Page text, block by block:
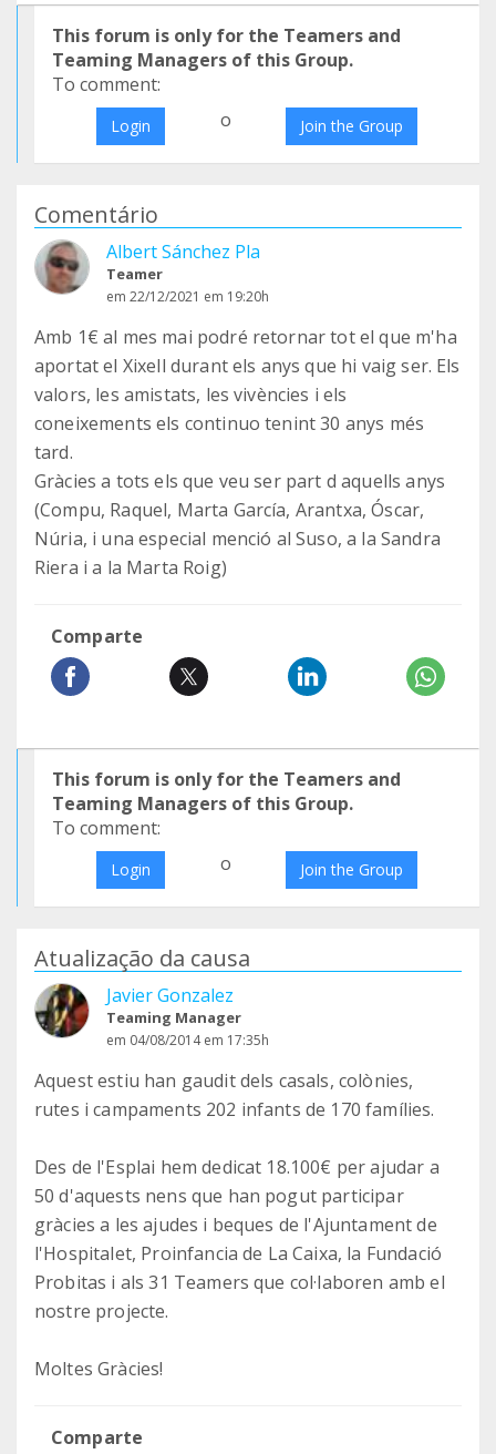
This forum is only for the Teamers and
Teaming Managers of this Group.
To comment:
Login o Join the Group
Comentário
Albert Sánchez Pla
Teamer
em 22/12/2021 em 19:20h
Amb 1€ al mes mai podré retornar tot el que m'ha
aportat el Xixell durant els anys que hi vaig ser. Els
valors, les amistats, les vivències i els
coneixements els continuo tenint 30 anys més
tard.
Gràcies a tots els que veu ser part d aquells anys
(Compu, Raquel, Marta García, Arantxa, Óscar,
Núria, i una especial menció al Suso, a la Sandra
Riera i a la Marta Roig)
Comparte
This forum is only for the Teamers and
Teaming Managers of this Group.
To comment:
Login o Join the Group
Atualização da causa
Javier Gonzalez
Teaming Manager
em 04/08/2014 em 17:35h
Aquest estiu han gaudit dels casals, colònies,
rutes i campaments 202 infants de 170 famílies.
Des de l'Esplai hem dedicat 18.100€ per ajudar a
50 d'aquests nens que han pogut participar
gràcies a les ajudes i beques de l'Ajuntament de
l'Hospitalet, Proinfancia de La Caixa, la Fundació
Probitas i als 31 Teamers que col·laboren amb el
nostre projecte.
Moltes Gràcies!
Comparte